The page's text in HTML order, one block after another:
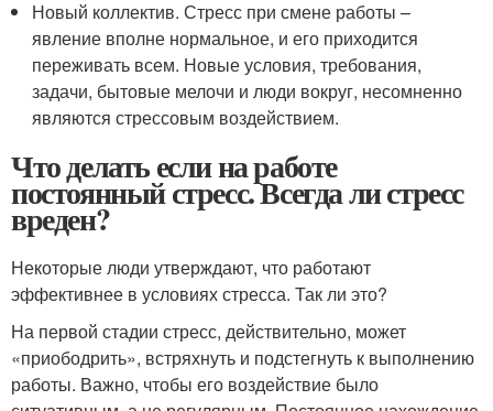
Новый коллектив. Стресс при смене работы –
явление вполне нормальное, и его приходится
переживать всем. Новые условия, требования,
задачи, бытовые мелочи и люди вокруг, несомненно
являются стрессовым воздействием.
Что делать если на работе
постоянный стресс. Всегда ли стресс
вреден?
Некоторые люди утверждают, что работают
эффективнее в условиях стресса. Так ли это?
На первой стадии стресс, действительно, может
«приободрить», встряхнуть и подстегнуть к выполнению
работы. Важно, чтобы его воздействие было